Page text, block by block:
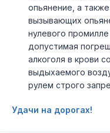
опьянение, а
вызывающих
нулевого
допустимая
алкоголя в крови
выдыхаемого
рулем строго
Удачи на дорогах!